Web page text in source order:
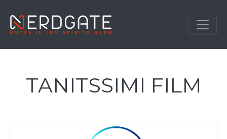
TANITSSIMI FILM